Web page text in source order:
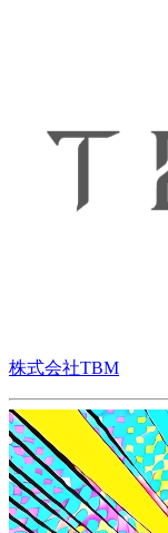
株式会社TBM